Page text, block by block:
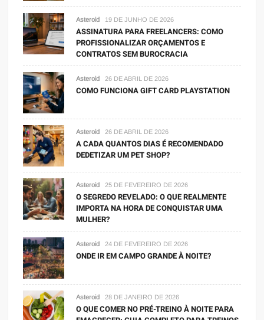
Asteroid 19 DE JUNHO DE 2026
ASSINATURA PARA FREELANCERS: COMO
PROFISSIONALIZAR ORÇAMENTOS E
CONTRATOS SEM BUROCRACIA
Asteroid 26 DE ABRIL DE 2026
COMO FUNCIONA GIFT CARD PLAYSTATION
Asteroid 26 DE ABRIL DE 2026
A CADA QUANTOS DIAS É RECOMENDADO
DEDETIZAR UM PET SHOP?
Asteroid 25 DE FEVEREIRO DE 2026
O SEGREDO REVELADO: O QUE REALMENTE
IMPORTA NA HORA DE CONQUISTAR UMA
MULHER?
Asteroid 24 DE FEVEREIRO DE 2026
ONDE IR EM CAMPO GRANDE À NOITE?
Asteroid 28 DE JANEIRO DE 2026
O QUE COMER NO PRÉ-TREINO À NOITE PARA